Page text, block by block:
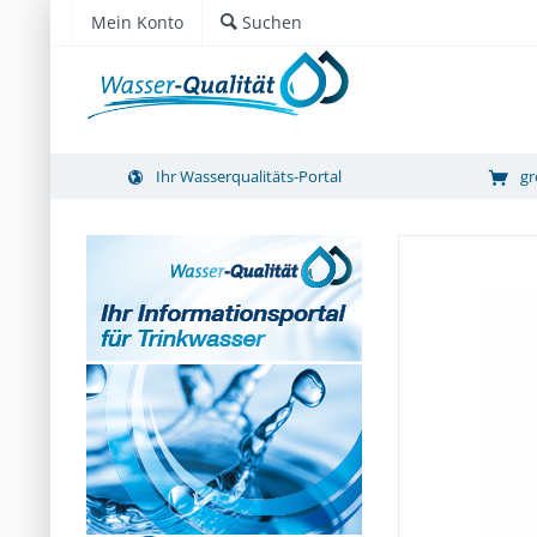
Mein Konto Suchen
Ihr Wasserqualitäts-Portal